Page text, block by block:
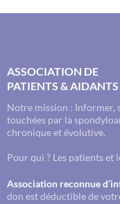
ASSOCIATION DE
PATIENTS & AIDANTS
Notre mission : Informer,
touchées par la
chronique et évolutive.
Pour qui ? Les patients et
Association reconnue
don est déductible de